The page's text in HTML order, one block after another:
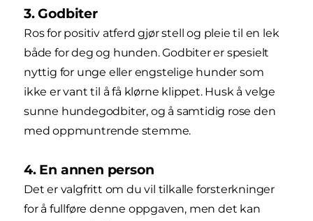
3. Godbiter
Ros for positiv atferd gjør stell og pleie til en lek
både for deg og hunden. Godbiter er spesielt
nyttig for unge eller engstelige hunder som
ikke er vant til å få klørne klippet. Husk å velge
sunne hundegodbiter, og å samtidig rose den
med oppmuntrende stemme.
4. En annen person
Det er valgfritt om du vil tilkalle forsterkninger
for å fullføre denne oppgaven, men det kan